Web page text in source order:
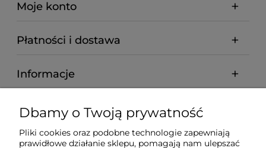
Moje konto
Płatności i dostawa
Informacje
O nas
Dbamy o Twoją prywatność
Pliki cookies oraz podobne technologie zapewniają
prawidłowe działanie sklepu, pomagają nam ulepszać